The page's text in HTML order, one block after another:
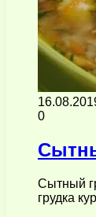
0
Сытный
грудка